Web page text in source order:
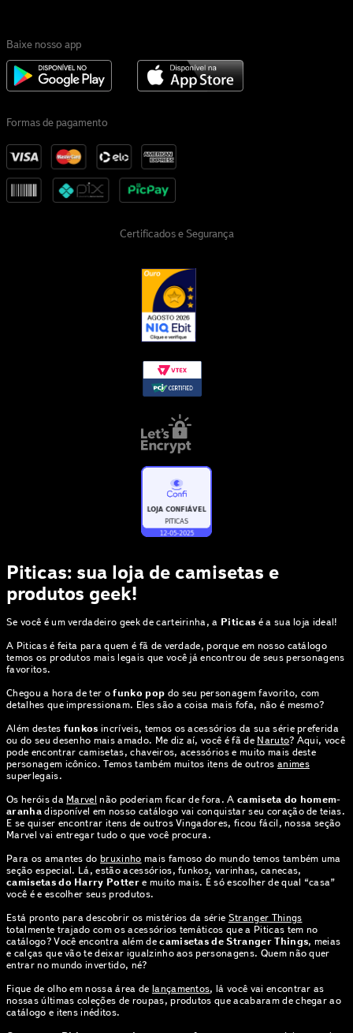
Baixe nosso app
Formas de pagamento
Certificados e Segurança
Piticas: sua loja de camisetas e
produtos geek!
Se você é um verdadeiro geek de carteirinha, a Piticas é a sua loja ideal!
A Piticas é feita para quem é fã de verdade, porque em nosso catálogo
temos os produtos mais legais que você já encontrou de seus personagens
favoritos.
Chegou a hora de ter ofunko pop do seu personagem favorito, com
detalhes que impressionam. Eles são a coisa mais fofa, não é mesmo?
Além destes funkos incríveis, temos os acessórios da sua série preferida
ou do seu desenho mais amado. Me diz aí, você é fã de Naruto? Aqui, você
pode encontrar camisetas, chaveiros, acessórios e muito mais deste
personagem icônico. Temos também muitos itens de outros animes
superlegais.
Os heróis da Marvel não poderiam ficar de fora. Acamiseta do homem-
aranhadisponível em nosso catálogo vai conquistar seu coração de teias.
E se quiser encontrar itens de outros Vingadores, ficou fácil, nossa seção
Marvel vai entregar tudo o que você procura.
Para os amantes dobruxinho mais famoso do mundo temos também uma
seção especial. Lá, estão acessórios, funkos, varinhas, canecas,
camisetas do Harry Potter e muito mais. É só escolher de qual “casa”
você é e escolher seus produtos.
Está pronto para descobrir os mistérios da série Stranger Things
totalmente trajado com os acessórios temáticos que a Piticas tem no
catálogo? Você encontra além decamisetas de Stranger Things, meias
e calças que vão te deixar igualzinho aos personagens. Quem não quer
entrar no mundo invertido, né?
Fique de olho em nossa área de lançamentos, lá você vai encontrar as
nossas últimas coleções de roupas, produtos que acabaram de chegar ao
catálogo e itens inéditos.